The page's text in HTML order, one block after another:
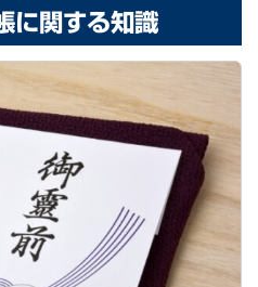
に関する知識